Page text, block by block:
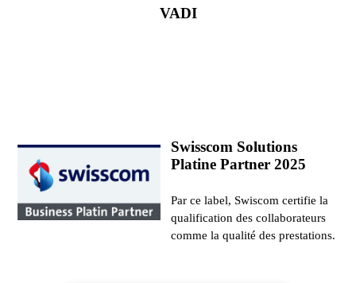
VADI
Swisscom Solutions
Platine Partner 2025
Par ce label, Swiscom certifie la
qualification des collaborateurs
comme la qualité des prestations.